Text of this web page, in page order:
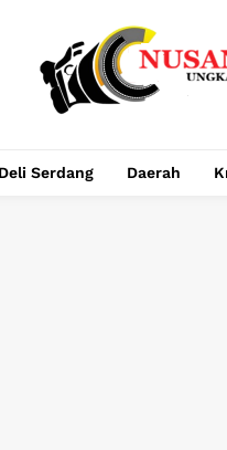
Deli Serdang Daerah